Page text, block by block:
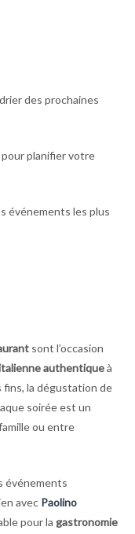
des prochaines
pour planifier votre
événements les plus
sont l’occasion
authentiqueà
fins, la dégustation de
soirée est un
ou entre
événements
avec Paolino
pour lagastronomie